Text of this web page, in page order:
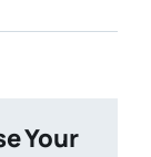
Your